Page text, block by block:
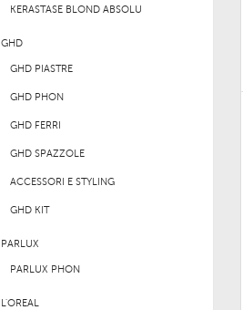
KERASTASE BLOND ABSOLU
GHD
GHD PIASTRE
GHD PHON
GHD FERRI
GHD SPAZZOLE
ACCESSORI E STYLING
GHD KIT
PARLUX
PARLUX PHON
L'OREAL